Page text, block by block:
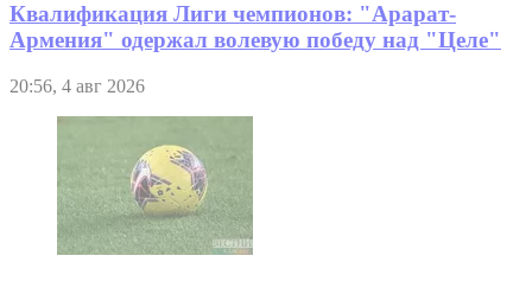
Квалификация Лиги чемпионов: "Арарат-
Армения" одержал волевую победу над "Целе"
20:56, 4 авг 2026